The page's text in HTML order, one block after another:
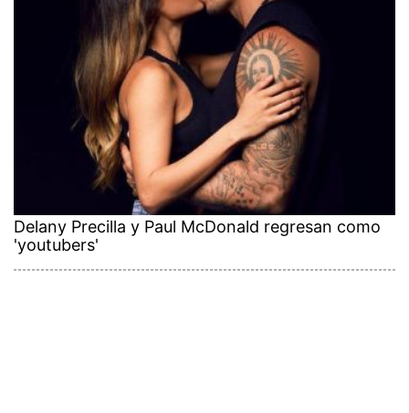
Delany Precilla y Paul McDonald regresan como
'youtubers'